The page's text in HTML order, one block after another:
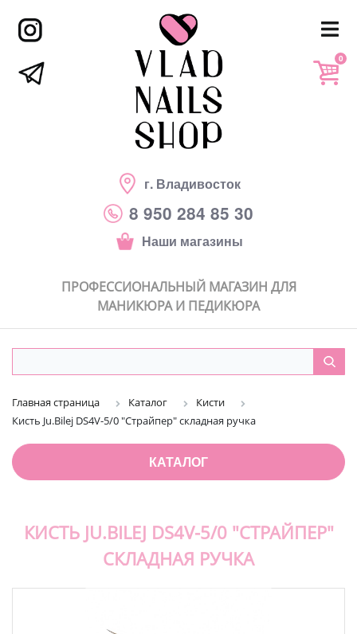
г. Владивосток
8 950 284 85 30
Наши магазины
0
ПРОФЕССИОНАЛЬНЫЙ МАГАЗИН ДЛЯ
МАНИКЮРА И ПЕДИКЮРА
Главная страница Каталог
Кисти
Кисть Ju.Bilej DS4V-5/0 "Страйпер" складная ручка
КАТАЛОГ
КИСТЬ JU.BILEJ DS4V-5/0 "СТРАЙПЕР"
СКЛАДНАЯ РУЧКА